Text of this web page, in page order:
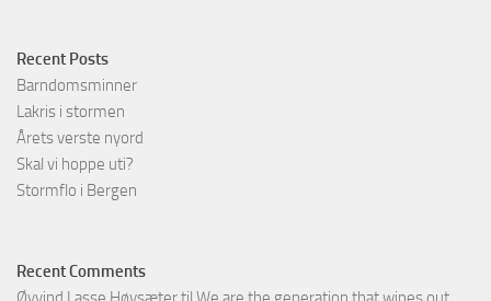
Recent Posts
Barndomsminner
Lakris i stormen
Årets verste nyord
Skal vi hoppe uti?
Stormflo i Bergen
Recent Comments